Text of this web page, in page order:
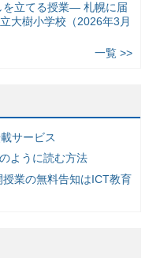
を立てる授業— 札幌に届
大樹小学校（2026年3月
一覧 >>
サービス
ように読む方法
業の無料告知はICT教育